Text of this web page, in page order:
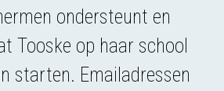
ondersteunt en
Tooske op haar school
starten. Emailadressen